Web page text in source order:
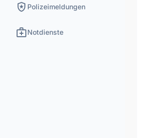
local_police Polizeimeldungen
medical_servicesNotdienste